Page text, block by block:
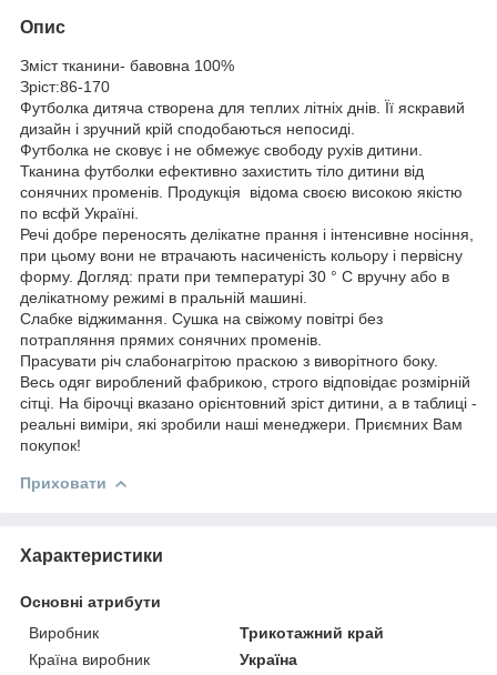
Опис
Зміст тканини- бавовна 100%
Зріст:86-170
Футболка дитяча створена для теплих літніх днів. Її яскравий
дизайн і зручний крій сподобаються непосиді.
Футболка не сковує і не обмежує свободу рухів дитини.
Тканина футболки ефективно захистить тіло дитини від
сонячних променів. Продукція відома своєю високою якістю
по всфй Україні.
Речі добре переносять делікатне прання і інтенсивне носіння,
при цьому вони не втрачають насиченість кольору і первісну
форму. Догляд: прати при температурі 30 ° С вручну або в
делікатному режимі в пральній машині.
Слабке віджимання. Сушка на свіжому повітрі без
потрапляння прямих сонячних променів.
Прасувати річ слабонагрітою праскою з виворітного боку.
Весь одяг вироблений фабрикою, строго відповідає розмірній
сітці. На бірочці вказано орієнтовний зріст дитини, а в таблиці -
реальні виміри, які зробили наші менеджери. Приємних Вам
покупок!
Приховати
Характеристики
Основні атрибути
Виробник
Трикотажний край
Країна виробник
Україна